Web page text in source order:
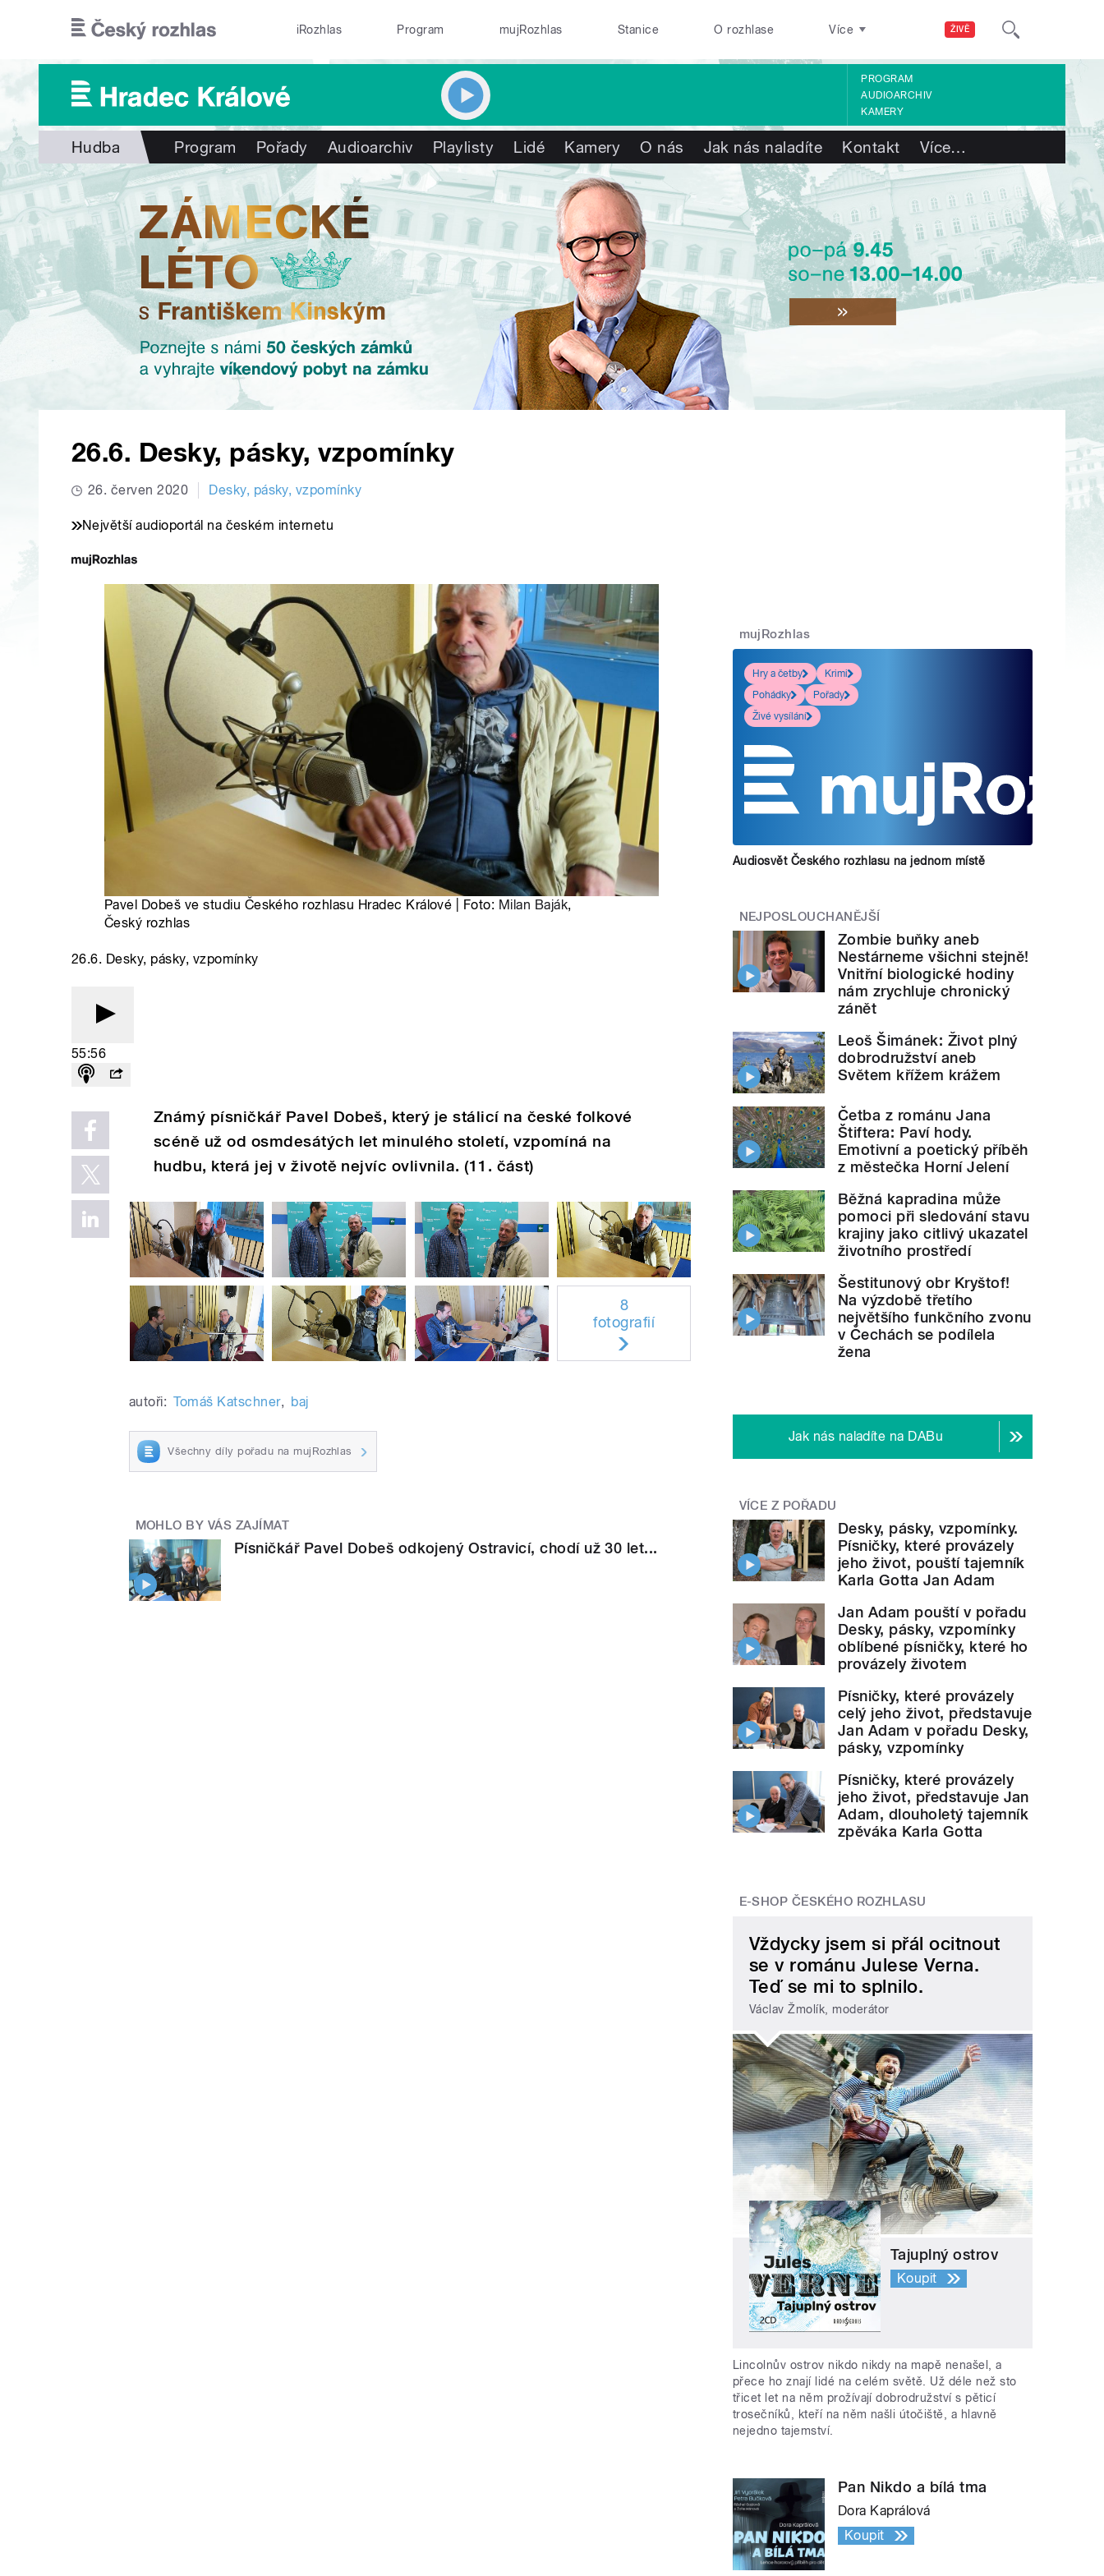
ŽIVĚ
iRozhlas Program mujRozhlas Stanice O rozhlase Více
PROGRAM
AUDIOARCHIV
KAMERY
Hudba Program Pořady Audioarchiv Playlisty Lidé Kamery O nás Jak nás naladíte Kontakt Více…
26.6. Desky, pásky, vzpomínky
26. červen 2020 Desky, pásky, vzpomínky
Největší audioportál na českém internetu
Pavel Dobeš ve studiu Českého rozhlasu Hradec Králové | Foto: Milan Baják,
Český rozhlas
26.6. Desky, pásky, vzpomínky
55:56
Známý písničkář Pavel Dobeš, který je stálicí na české folkové
scéně už od osmdesátých let minulého století, vzpomíná na
hudbu, která jej v životě nejvíc ovlivnila. (11. část)
8
fotografií
autoři: Tomáš Katschner, baj
Všechny díly pořadu na mujRozhlas
MOHLO BY VÁS ZAJÍMAT
Písničkář Pavel Dobeš odkojený Ostravicí, chodí už 30 let...
mujRozhlas
Hry a četby
Krimi
Pohádky
Pořady
Živé vysílání
Audiosvět Českého rozhlasu na jednom místě
NEJPOSLOUCHANĚJŠÍ
Zombie buňky aneb
Nestárneme všichni stejně!
Vnitřní biologické hodiny
nám zrychluje chronický
zánět
Leoš Šimánek: Život plný
dobrodružství aneb
Světem křížem krážem
Četba z románu Jana
Štiftera: Paví hody.
Emotivní a poetický příběh
z městečka Horní Jelení
Běžná kapradina může
pomoci při sledování stavu
krajiny jako citlivý ukazatel
životního prostředí
Šestitunový obr Kryštof!
Na výzdobě třetího
největšího funkčního zvonu
v Čechách se podílela
žena
Jak nás naladíte na DABu
VÍCE Z POŘADU
Desky, pásky, vzpomínky.
Písničky, které provázely
jeho život, pouští tajemník
Karla Gotta Jan Adam
Jan Adam pouští v pořadu
Desky, pásky, vzpomínky
oblíbené písničky, které ho
provázely životem
Písničky, které provázely
celý jeho život, představuje
Jan Adam v pořadu Desky,
pásky, vzpomínky
Písničky, které provázely
jeho život, představuje Jan
Adam, dlouholetý tajemník
zpěváka Karla Gotta
E-SHOP ČESKÉHO ROZHLASU
Vždycky jsem si přál ocitnout
se v románu Julese Verna.
Teď se mi to splnilo.
Václav Žmolík, moderátor
Tajuplný ostrov
Koupit
Lincolnův ostrov nikdo nikdy na mapě nenašel, a
přece ho znají lidé na celém světě. Už déle než sto
třicet let na něm prožívají dobrodružství s pěticí
trosečníků, kteří na něm našli útočiště, a hlavně
nejedno tajemství.
Pan Nikdo a bílá tma
Dora Kaprálová
Koupit